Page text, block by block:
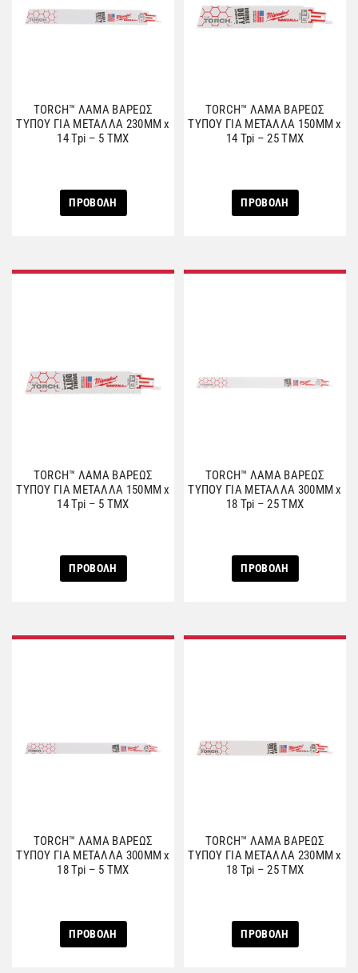
TORCH™ ΛΑΜΑ ΒΑΡΕΩΣ
ΤΥΠΟΥ ΓΙΑ ΜΕΤΑΛΛΑ 230MM x
14 Tpi – 5 ΤΜΧ
ΠΡΟΒΟΛΗ
TORCH™ ΛΑΜΑ ΒΑΡΕΩΣ
ΤΥΠΟΥ ΓΙΑ ΜΕΤΑΛΛΑ 150MM x
14 Tpi – 25 ΤΜΧ
ΠΡΟΒΟΛΗ
TORCH™ ΛΑΜΑ ΒΑΡΕΩΣ
ΤΥΠΟΥ ΓΙΑ ΜΕΤΑΛΛΑ 150MM x
14 Tpi – 5 ΤΜΧ
ΠΡΟΒΟΛΗ
TORCH™ ΛΑΜΑ ΒΑΡΕΩΣ
ΤΥΠΟΥ ΓΙΑ ΜΕΤΑΛΛΑ 300MM x
18 Tpi – 25 ΤΜΧ
ΠΡΟΒΟΛΗ
TORCH™ ΛΑΜΑ ΒΑΡΕΩΣ
ΤΥΠΟΥ ΓΙΑ ΜΕΤΑΛΛΑ 300MM x
18 Tpi – 5 ΤΜΧ
ΠΡΟΒΟΛΗ
TORCH™ ΛΑΜΑ ΒΑΡΕΩΣ
ΤΥΠΟΥ ΓΙΑ ΜΕΤΑΛΛΑ 230MM x
18 Tpi – 25 ΤΜΧ
ΠΡΟΒΟΛΗ